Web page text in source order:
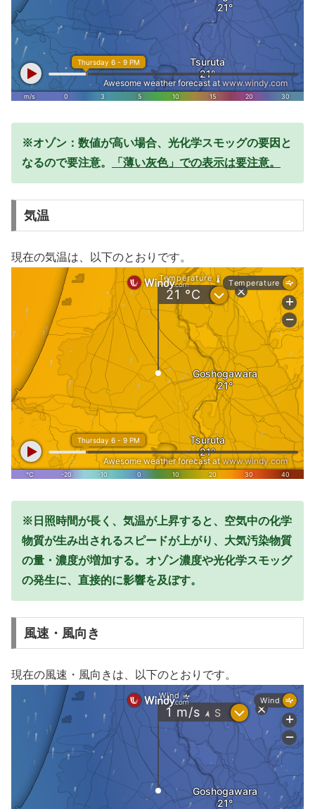
※オゾン：数値が高い場合、光化学スモッグの要因と
なるので要注意。
「薄い灰色」での表示は要注意。
気温
現在の気温は、以下のとおりです。
※日照時間が長く、気温が上昇すると、空気中の化学
物質が生み出されるスピードが上がり、大気汚染物質
の量・濃度が増加する。オゾン濃度や光化学スモッグ
の発生に、直接的に影響を及ぼす。
風速・風向き
現在の風速・風向きは、以下のとおりです。